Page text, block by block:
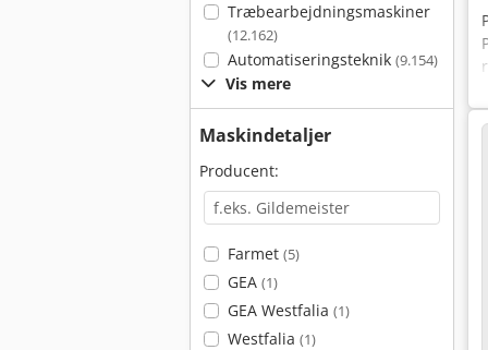
Træbearbejdningsmaskiner
(12.162)
Automatiseringsteknik (9.154)
Vis mere
Maskindetaljer
Producent:
Farmet (5)
GEA (1)
GEA Westfalia (1)
Westfalia (1)